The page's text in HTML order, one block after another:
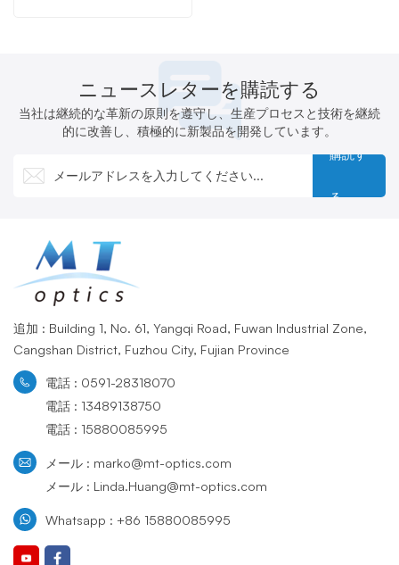
ニュースレターを購読する
当社は継続的な革新の原則を遵守し、生産プロセスと技術を継続
的に改善し、積極的に新製品を開発しています。
購読す
る
追加 : Building 1, No. 61, Yangqi Road, Fuwan Industrial Zone,
Cangshan District, Fuzhou City, Fujian Province
電話 : 0591-28318070
電話 : 13489138750
電話 : 15880085995
メール : marko@mt-optics.com
メール : Linda.Huang@mt-optics.com
Whatsapp : +86 15880085995